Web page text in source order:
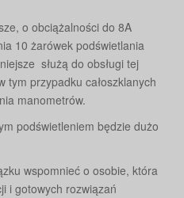
o obciążalności do 8A
10 żarówek podświetlania
służą do obsługi tej
tym przypadku całoszklanych
manometrów.
podświetleniem będzie dużo
wspomnieć o osobie, która
i gotowych rozwiązań